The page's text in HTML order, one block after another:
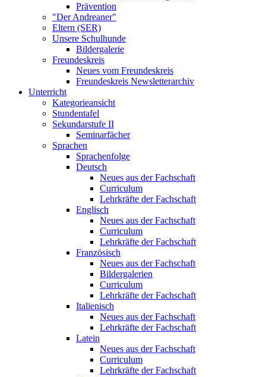
Prävention
"Der Andreaner"
Eltern (SER)
Unsere Schulhunde
Bildergalerie
Freundeskreis
Neues vom Freundeskreis
Freundeskreis Newsletterarchiv
Unterricht
Kategorieansicht
Stundentafel
Sekundarstufe II
Seminarfächer
Sprachen
Sprachenfolge
Deutsch
Neues aus der Fachschaft
Curriculum
Lehrkräfte der Fachschaft
Englisch
Neues aus der Fachschaft
Curriculum
Lehrkräfte der Fachschaft
Französisch
Neues aus der Fachschaft
Bildergalerien
Curriculum
Lehrkräfte der Fachschaft
Italienisch
Neues aus der Fachschaft
Lehrkräfte der Fachschaft
Latein
Neues aus der Fachschaft
Curriculum
Lehrkräfte der Fachschaft